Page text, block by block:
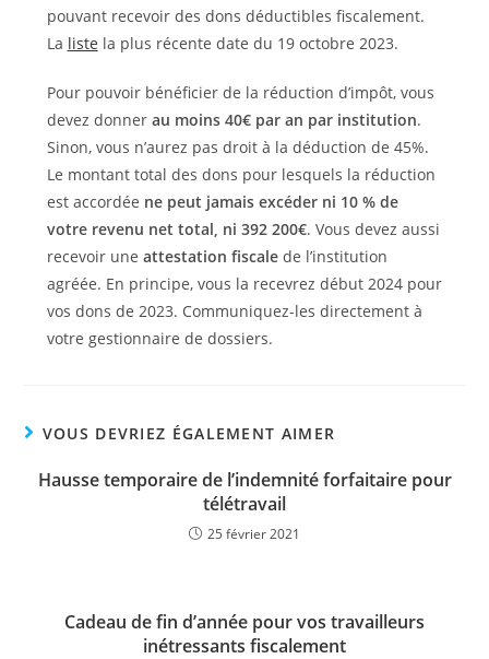
pouvant recevoir des dons déductibles fiscalement.
La liste la plus récente date du 19 octobre 2023.
Pour pouvoir bénéficier de la réduction d’impôt, vous
devez donner au moins 40€ par an par institution.
Sinon, vous n’aurez pas droit à la déduction de 45%.
Le montant total des dons pour lesquels la réduction
est accordée ne peut jamais excéder ni 10 % de
votre revenu net total, ni 392 200€. Vous devez aussi
recevoir une attestation fiscalede l’institution
agréée. En principe, vous la recevrez début 2024 pour
vos dons de 2023. Communiquez-les directement à
votre gestionnaire de dossiers.
VOUS DEVRIEZ ÉGALEMENT AIMER
Hausse temporaire de l’indemnité forfaitaire pour
télétravail
25 février 2021
Cadeau de fin d’année pour vos travailleurs
inétressants fiscalement